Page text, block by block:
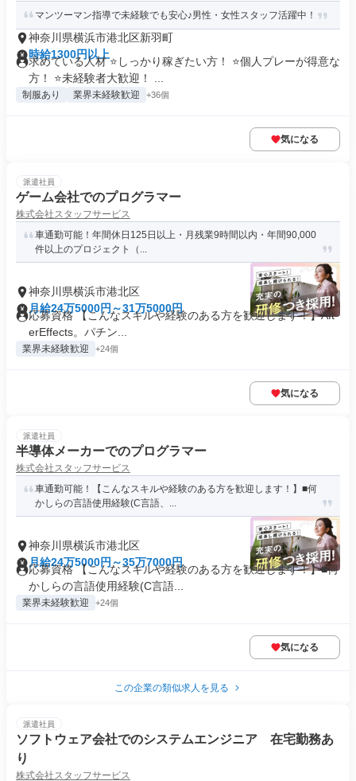
マンツーマン指導で未経験でも安心♪男性・女性スタッフ活躍中！
神奈川県横浜市港北区新羽町
時給1300円以上
求めている人材 ⭐しっかり稼ぎたい方！ ⭐個人プレーが得意な
方！ ⭐未経験者大歓迎！ ...
制服あり 業界未経験歓迎 +36個
気になる
派遣社員
ゲーム会社でのプログラマー
株式会社スタッフサービス
車通勤可能！年間休日125日以上・月残業9時間以内・年間90,000
件以上のプロジェクト（...
神奈川県横浜市港北区
月給24万5000円～31万5000円
応募資格 【こんなスキルや経験のある方を歓迎します！】Aft
erEffects。パチン...
業界未経験歓迎 +24個
気になる
派遣社員
半導体メーカーでのプログラマー
株式会社スタッフサービス
車通勤可能！【こんなスキルや経験のある方を歓迎します！】■何
かしらの言語使用経験(C言語、...
神奈川県横浜市港北区
月給24万5000円～35万7000円
応募資格 【こんなスキルや経験のある方を歓迎します！】■何
かしらの言語使用経験(C言語...
業界未経験歓迎 +24個
気になる
この企業の類似求人を見る
派遣社員
ソフトウェア会社でのシステムエンジニア 在宅勤務あ
り
株式会社スタッフサービス